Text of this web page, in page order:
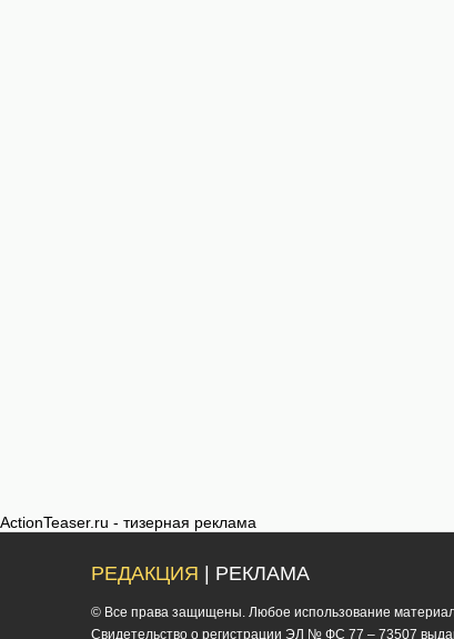
ActionTeaser.ru - тизерная реклама
РЕДАКЦИЯ | РЕКЛАМА
© Все права защищены. Любое использование
Cвидетельство о регистрации ЭЛ № ФС 77 – 73507